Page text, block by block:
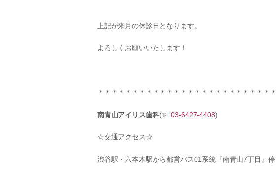
上記が来月の休診日となります。
よろしくお願いいたします！
＊＊＊＊＊＊＊＊＊＊＊＊＊＊＊＊＊＊＊＊＊＊＊＊＊＊
南青山アイリス歯科(℡:03-6427-4408)
☆交通アクセス☆
渋谷駅・六本木駅から都営バス01系統『南青山7丁目』